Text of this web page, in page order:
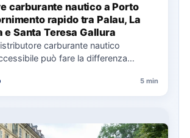
carburante nautico a Porto
rapido tra Palau, La
e Santa Teresa Gallura
carburante nautico
può fare la differenza
5 min